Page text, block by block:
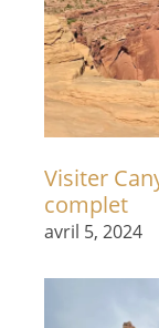
Visiter
complet
avril 5, 2024